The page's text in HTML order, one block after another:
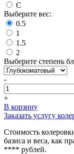
C
Выберите вес:
0.5
1
1.5
2
Выберите степень
-
+
В корзину
Заказать услугу
Стоимость
базиса и веса, как
**** рублей.